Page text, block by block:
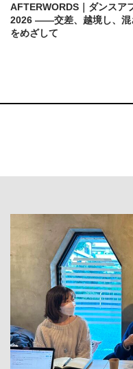
AFTERWORDS｜ダンスア
2026 ——交差、越境し、混
をめざして